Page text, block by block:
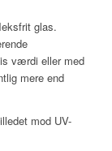
glas.
værdi eller med
mere end
mod UV-